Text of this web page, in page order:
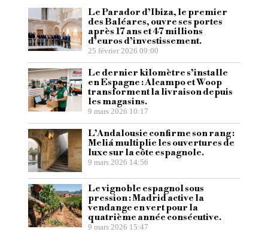
Le Parador d’Ibiza, le premier
des Baléares, ouvre ses portes
après 17 ans et 47 millions
d’euros d’investissement.
25 février 2026 09:00
Le dernier kilomètre s’installe
en Espagne : Alcampo et Woop
transforment la livraison depuis
les magasins.
9 mars 2026 10:17
L’Andalousie confirme son rang :
Meliá multiplie les ouvertures de
luxe sur la côte espagnole.
9 mars 2026 14:56
Le vignoble espagnol sous
pression : Madrid active la
vendange en vert pour la
quatrième année consécutive.
9 mars 2026 15:47